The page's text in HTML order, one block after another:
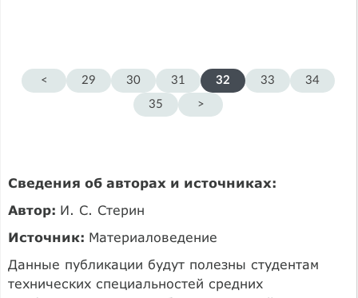
< 29 30 31 32 33
34
35
>
Сведения об авторах и источниках:
Автор: И. С. Стерин
Источник: Материаловедение
Данные публикации будут полезны студентам
технических специальностей средних